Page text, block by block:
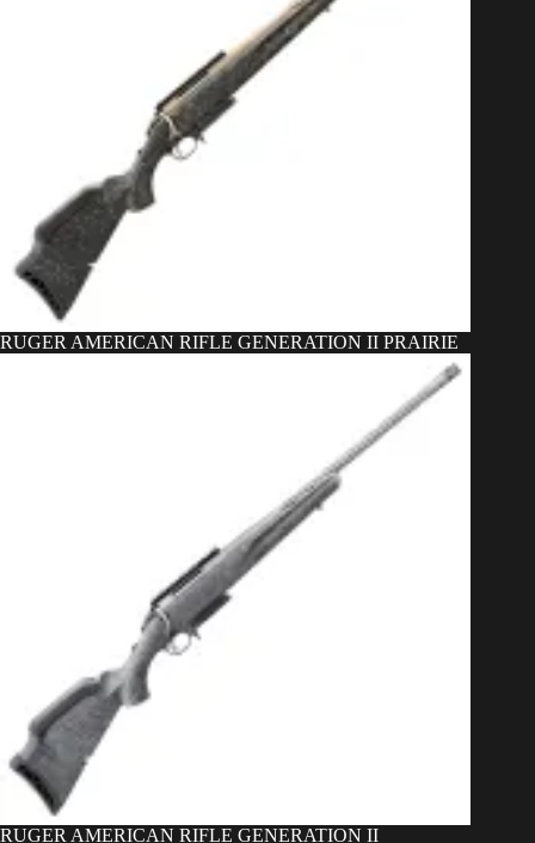
RUGER AMERICAN RIFLE GENERATION II PRAIRIE
RUGER AMERICAN RIFLE GENERATION II